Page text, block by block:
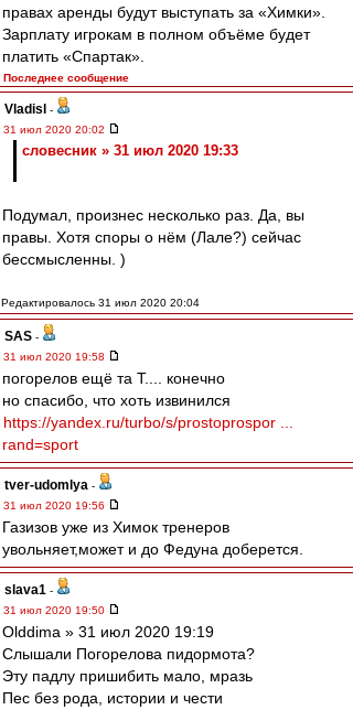
правах аренды будут выступать за «Химки».
Зарплату игрокам в полном объёме будет
платить «Спартак».
Последнее сообщение
Vladisl
-
31 июл 2020 20:02
словесник » 31 июл 2020 19:33
Подумал, произнес несколько раз. Да, вы
правы. Хотя споры о нём (Лале?) сейчас
бессмысленны. )
Редактировалось 31 июл 2020 20:04
SAS -
31 июл 2020 19:58
погорелов ещё та Т.... конечно
но спасибо, что хоть извинился
https://yandex.ru/turbo/s/prostoprospor ...
rand=sport
tver-udomlya -
31 июл 2020 19:56
Газизов уже из Химок тренеров
увольняет,может и до Федуна доберется.
slava1 -
31 июл 2020 19:50
Olddima » 31 июл 2020 19:19
Слышали Погорелова пидормота?
Эту падлу пришибить мало, мразь
Пес без рода, истории и чести